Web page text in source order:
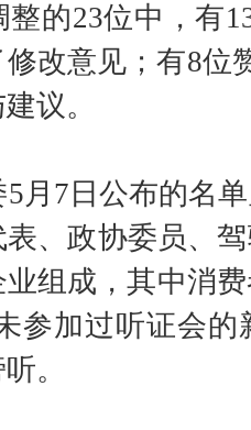
整的23位中，有
改意见；有8位
议。
5月 7 日公布的名
、政协委员、
组成，其中消
参加过听证会
。